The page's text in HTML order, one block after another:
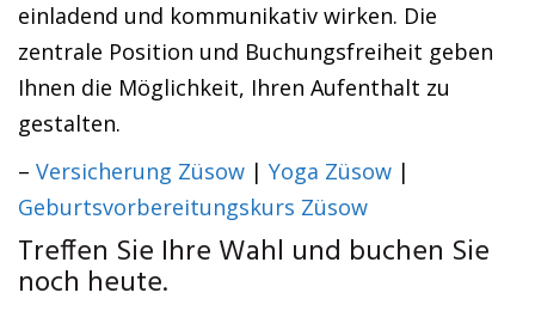
einladend und kommunikativ wirken. Die
zentrale Position und Buchungsfreiheit geben
Ihnen die Möglichkeit, Ihren Aufenthalt zu
gestalten.
– Versicherung Züsow | Yoga Züsow |
Geburtsvorbereitungskurs Züsow
Treffen Sie Ihre Wahl und buchen Sie
noch heute.